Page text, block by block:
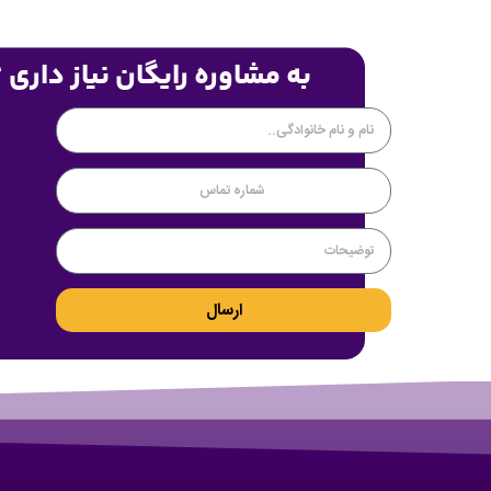
به مشاوره رایگان نیاز
ارسال